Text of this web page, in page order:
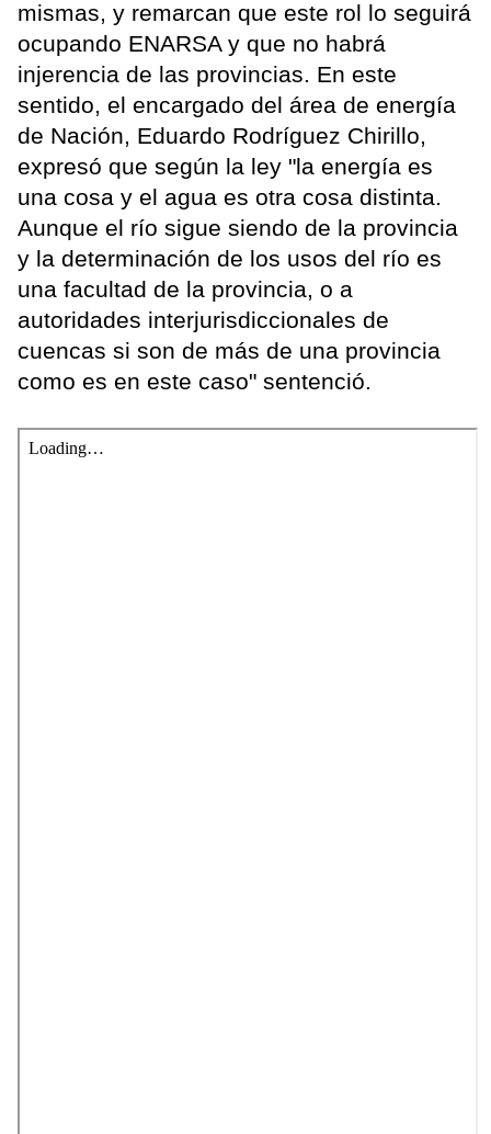
mismas, y remarcan que este rol lo seguirá
ocupando ENARSA y que no habrá
injerencia de las provincias. En este
sentido, el encargado del área de energía
de Nación, Eduardo Rodríguez Chirillo,
expresó que según la ley "la energía es
una cosa y el agua es otra cosa distinta.
Aunque el río sigue siendo de la provincia
y la determinación de los usos del río es
una facultad de la provincia, o a
autoridades interjurisdiccionales de
cuencas si son de más de una provincia
como es en este caso" sentenció.